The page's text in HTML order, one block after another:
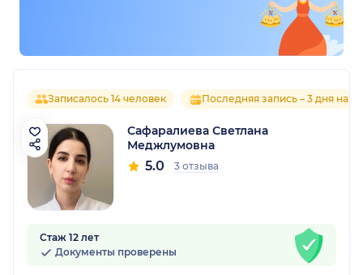
Записалось 14 человек Последняя запись – 3 дня
Сафаралиева Светлана
Меджлумовна
5.0 3 отзыва
Стаж 12 лет
Документы проверены